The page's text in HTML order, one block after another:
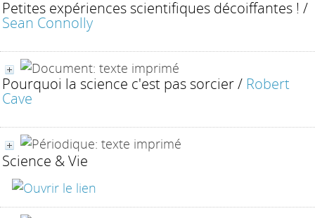
Petites expériences scientifiques décoiffantes ! /
Sean Connolly
Pourquoi la science c'est pas sorcier/ Robert
Cave
Science & Vie